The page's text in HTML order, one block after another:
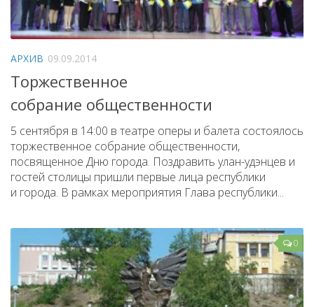
АРХИВ 09.09.2014
Торжественное
собрание общественности
5 сентября в 14:00 в театре оперы и балета состоялось
торжественное собрание общественности,
посвященное Дню города. Поздравить улан-удэнцев и
гостей столицы пришли первые лица республики
и города. В рамках мероприятия Глава республики...
0